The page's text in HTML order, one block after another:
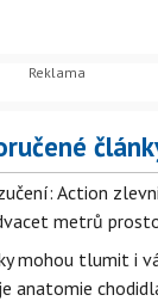
Action
metrů
mohou tlumit i
anatomie